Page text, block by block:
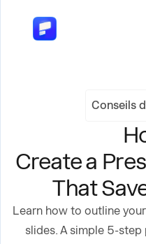
Conseils
Create a
That
Learn how to outline
slides. A simple 5-